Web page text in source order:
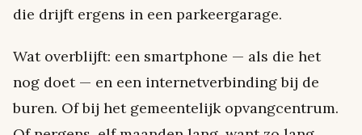
die drijft ergens in een parkeergarage.
Wat overblijft: een smartphone — als die het
nog doet — en een internetverbinding bij de
buren. Of bij het gemeentelijk opvangcentrum.